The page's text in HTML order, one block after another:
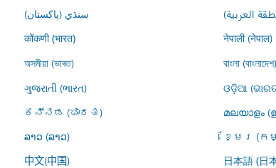
سنڌي (پاکستان)
العربية)
कोंकणी (भारत)
नेपाली (नेपाल)
অসমীয়া (ভাৰত)
বাংলা (বাংলাদেশ)
ગુજરાતી (ભારત)
ଓଡ଼ିଆ
ಕನ್ನಡ (ಭಾರತ)
മലയാളം
ລາວ (ລາວ)
ខ្មែរ (ក
中文(中国) 日本語 (日